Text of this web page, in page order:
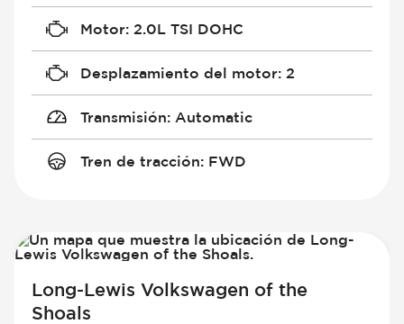
Motor: 2.0L TSI DOHC
Desplazamiento del motor: 2
Transmisión: Automatic
Tren de tracción: FWD
Long-Lewis Volkswagen of the
Shoals